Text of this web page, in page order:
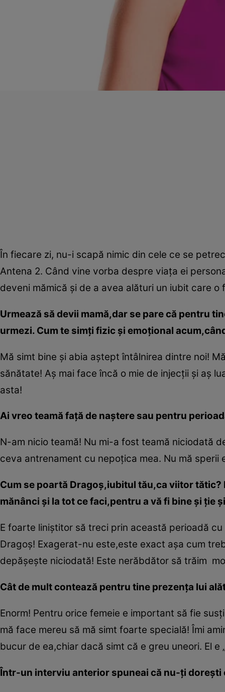
În fiecare zi, nu-i scapă nimic din cele ce se
Antena 2. Când vine vorba despre viaţa ei
deveni mămică şi de a avea alături un iubit care
Urmează să devii mamă,dar se pare că pentru
urmezi. Cum te simţi fizic şi emoţional
Mă simt bine şi abia aştept întâlnirea dintre noi!
sănătate! Aş mai face încă o mie de injecţii şi aş
asta!
Ai vreo teamă faţă de naştere sau pentru
N-am nicio teamă! Nu mi-a fost teamă niciodată
ceva antrenament cu nepoţica mea. Nu mă sperii
Cum se poartă Dragoş,iubitul tău,ca viitor
mănânci şi la tot ce faci,pentru a vă fi bine şi ţie
E foarte liniştitor să treci prin această perioadă
Dragoş! Exagerat-nu este,este exact aşa cum
depăşeşte niciodată! Este nerăbdător să trăim
Cât de mult contează pentru tine prezenţa lui
Enorm! Pentru orice femeie e important să fie
mă face mereu să mă simt foarte specială! Îmi
bucur de ea,chiar dacă simt că e greu uneori. El e
Într-un interviu anterior spuneai că nu-ţi doreşti